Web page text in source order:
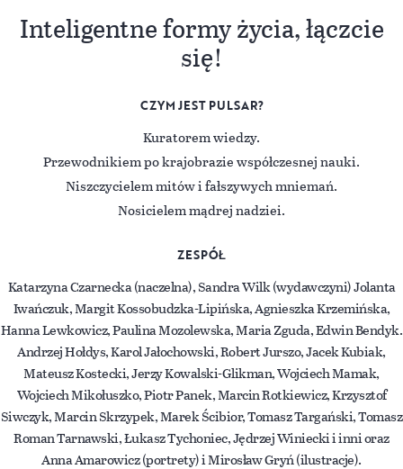
Inteligentne formy życia, łączcie
się!
CZYM JEST PULSAR?
Kuratorem wiedzy.
Przewodnikiem po krajobrazie współczesnej nauki.
Niszczycielem mitów i fałszywych mniemań.
Nosicielem mądrej nadziei.
ZESPÓŁ
Katarzyna Czarnecka (naczelna), Sandra Wilk (wydawczyni) Jolanta
Iwańczuk, Margit Kossobudzka-Lipińska, Agnieszka Krzemińska,
Hanna Lewkowicz, Paulina Mozolewska, Maria Zguda, Edwin Bendyk.
Andrzej Hołdys, Karol Jałochowski, Robert Jurszo, Jacek Kubiak,
Mateusz Kostecki, Jerzy Kowalski-Glikman, Wojciech Mamak,
Wojciech Mikołuszko, Piotr Panek, Marcin Rotkiewicz, Krzysztof
Siwczyk, Marcin Skrzypek, Marek Ścibior, Tomasz Targański, Tomasz
Roman Tarnawski, Łukasz Tychoniec, Jędrzej Winiecki i inni oraz
Anna Amarowicz (portrety) i Mirosław Gryń (ilustracje).